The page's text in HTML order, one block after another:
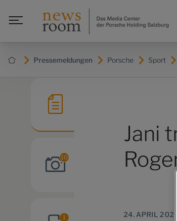
Pressemeldungen Porsche Sport
10
1
Jani
24. APRIL 2020